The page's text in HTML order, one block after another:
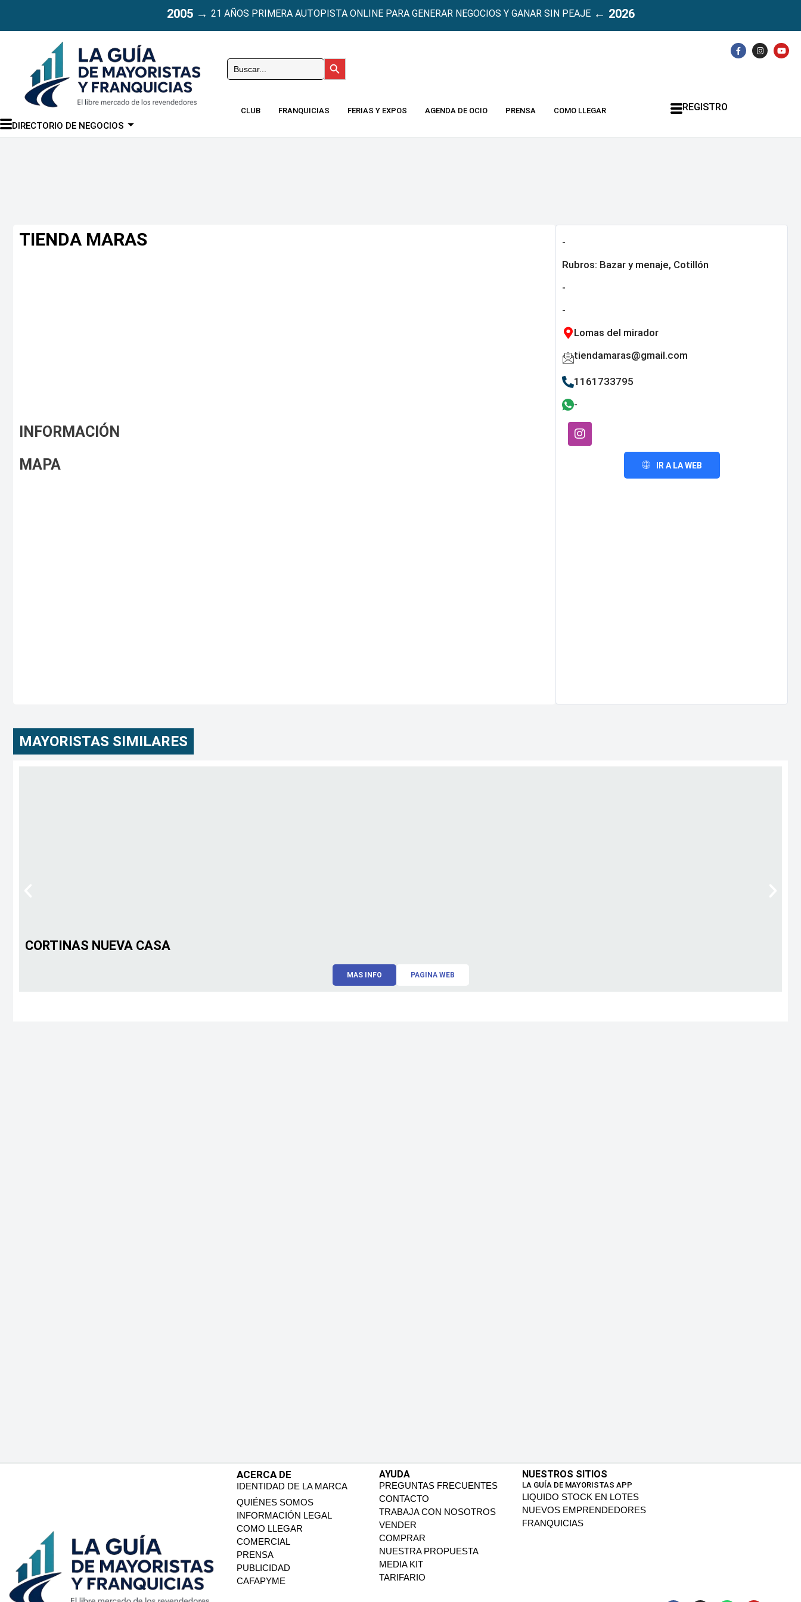
2005→ 21 AÑOS PRIMERA AUTOPISTA ONLINE PARA GENERAR NEGOCIOS Y GANAR SIN PEAJE← 2026
DIRECTORIO DE NEGOCIOS
Buscar: Botón de búsqueda
CLUB FRANQUICIAS FERIAS Y EXPOS AGENDA DE OCIO PRENSA COMO LLEGAR REGISTRO
TIENDA MARAS
INFORMACIÓN
MAPA
-
Rubros: Bazar y menaje, Cotillón
-
-
Lomas del mirador
tiendamaras@gmail.com
1161733795
-
IR A LA WEB
MAYORISTAS SIMILARES
CORTINAS NUEVA CASA
MAS INFO PAGINA WEB
ACERCA DE
IDENTIDAD DE LA MARCA
QUIÉNES SOMOS
INFORMACIÓN LEGAL
COMO LLEGAR
COMERCIAL
PRENSA
PUBLICIDAD
CAFAPYME
AYUDA
PREGUNTAS FRECUENTES
CONTACTO
TRABAJA CON NOSOTROS
VENDER
COMPRAR
NUESTRA PROPUESTA
MEDIA KIT
TARIFARIO
NUESTROS SITIOS
LA GUÍA DE MAYORISTAS APP
LIQUIDO STOCK EN LOTES
NUEVOS EMPRENDEDORES
FRANQUICIAS